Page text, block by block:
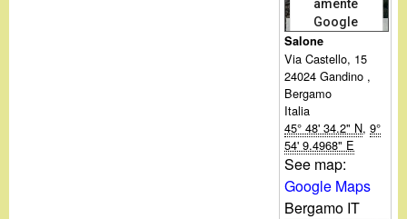
Dati mappa Termini
amente
Google
Maps.
Sei il
proprietario
di questo
Salone
Via Castello, 15
24024 Gandino ,
Bergamo
Italia
45° 48' 34.2" N,9°
54' 9.4968" E
See map:
Google Maps
Bergamo IT
For development purposes only